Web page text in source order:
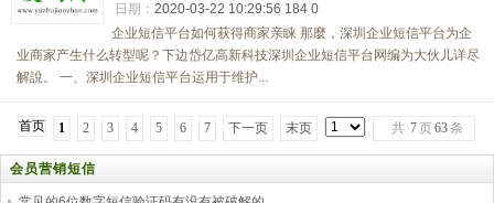
日期： 2020-03-22 10:29:56 184 0
企业短信平台如何获得商家亲睐 那麼，深圳企业短信平台为企
业商家产生什么转型呢？下边岱亿高新科技深圳企业短信平台网编为大伙儿详尽
解說。 一、深圳企业短信平台运用于维护...
首页 1 2 3 4 5 6 7 下一页 末页 共 7页63条
会员营销短信